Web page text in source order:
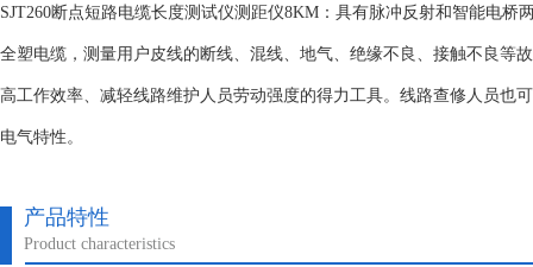
SJT260断点短路电缆长度测试仪测距仪8KM：具有脉冲反射和智能电桥
全塑电缆，测量用户皮线的断线、混线、地气、绝缘不良、接触不良等
高工作效率、减轻线路维护人员劳动强度的得力工具。线路查修人员也
电气特性。
产品特性
Product characteristics